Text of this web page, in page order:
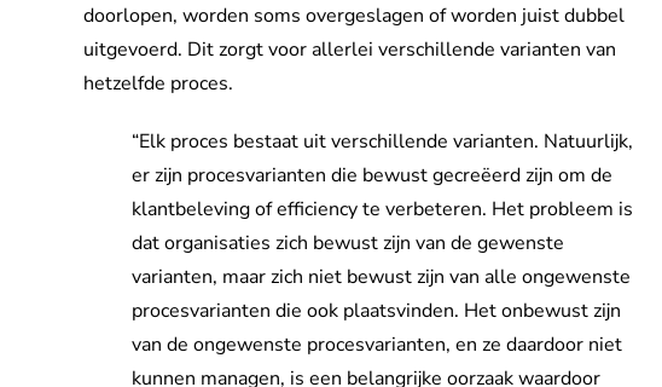
doorlopen, worden soms overgeslagen of worden juist dubbel
uitgevoerd. Dit zorgt voor allerlei verschillende varianten van
hetzelfde proces.
“Elk proces bestaat uit verschillende varianten. Natuurlijk,
er zijn procesvarianten die bewust gecreëerd zijn om de
klantbeleving of efficiency te verbeteren. Het probleem is
dat organisaties zich bewust zijn van de gewenste
varianten, maar zich niet bewust zijn van alle ongewenste
procesvarianten die ook plaatsvinden. Het onbewust zijn
van de ongewenste procesvarianten, en ze daardoor niet
kunnen managen, is een belangrijke oorzaak waardoor